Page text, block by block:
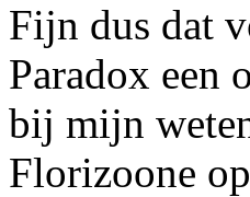
Fijn dus dat
Paradox een
bij mijn
Florizoone